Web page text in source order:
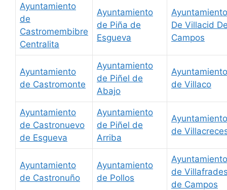
Ayuntamiento
de
Castromembibre
Centralita
Ayuntamiento
de Piña de
Esgueva
Ayuntamiento
De Villacid
Campos
Ayuntamiento
de Castromonte
Ayuntamiento
de Piñel de
Abajo
Ayuntamiento
de Villaco
Ayuntamiento
de Castronuevo
de Esgueva
Ayuntamiento
de Piñel de
Arriba
Ayuntamiento
de
Ayuntamiento
de Castronuño
Ayuntamiento
de Pollos
Ayuntamiento
de
de Campos